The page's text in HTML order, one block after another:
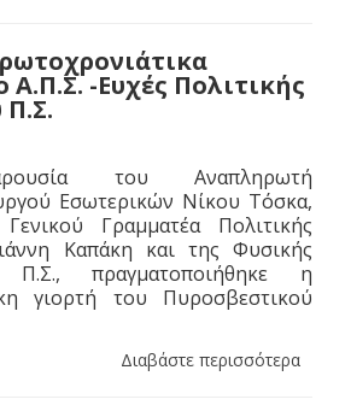
Α.Π.Σ. -Ευχές Πολιτικής
Π.Σ.
του Αναπληρωτή
Εσωτερικών Νίκου Τόσκα,
Γραμματέα Πολιτικής
Καπάκη και της Φυσικής
πραγματοποιήθηκε η
γιορτή του Πυροσβεστικού
Διαβάστε περισσότερα